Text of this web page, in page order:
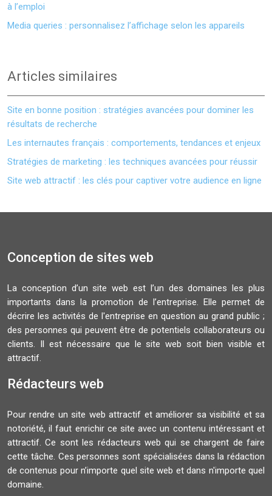
à l’emploi
Media queries : personnalisez l’affichage selon les appareils
Articles similaires
Site en bonne position : stratégies avancées pour dominer les
résultats de recherche
Les internautes français : comportements, tendances et enjeux
Stratégies de marketing : les techniques avancées pour réussir
Site web attractif : les clés pour captiver votre audience en ligne
Conception de sites web
La conception d’un site web est l’un des domaines les plus
importants dans la promotion de l’entreprise. Elle permet de
décrire les activités de l'entreprise en question au grand public ;
des personnes qui peuvent être de potentiels collaborateurs ou
clients. Il est nécessaire que le site web soit bien visible et
attractif.
Rédacteurs web
Pour rendre un site web attractif et améliorer sa visibilité et sa
notoriété, il faut enrichir ce site avec un contenu intéressant et
attractif. Ce sont les rédacteurs web qui se chargent de faire
cette tâche. Ces personnes sont spécialisées dans la rédaction
de contenus pour n’importe quel site web et dans n'importe quel
domaine.